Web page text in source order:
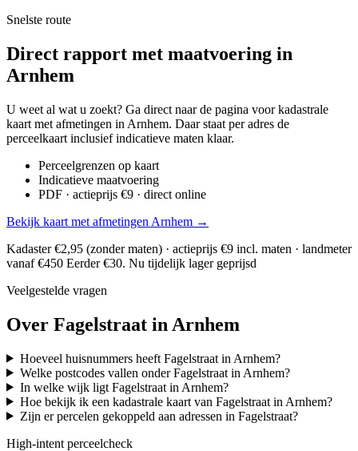
Snelste route
Direct rapport met maatvoering in
Arnhem
U weet al wat u zoekt? Ga direct naar de pagina voor kadastrale
kaart met afmetingen in Arnhem. Daar staat per adres de
perceelkaart inclusief indicatieve maten klaar.
Perceelgrenzen op kaart
Indicatieve maatvoering
PDF · actieprijs €9 · direct online
Bekijk kaart met afmetingen Arnhem →
Kadaster €2,95 (zonder maten) · actieprijs €9 incl. maten · landmeter
vanaf €450 Eerder €30. Nu tijdelijk lager geprijsd
Veelgestelde vragen
Over Fagelstraat in Arnhem
Hoeveel huisnummers heeft Fagelstraat in Arnhem?
Welke postcodes vallen onder Fagelstraat in Arnhem?
In welke wijk ligt Fagelstraat in Arnhem?
Hoe bekijk ik een kadastrale kaart van Fagelstraat in Arnhem?
Zijn er percelen gekoppeld aan adressen in Fagelstraat?
High-intent perceelcheck